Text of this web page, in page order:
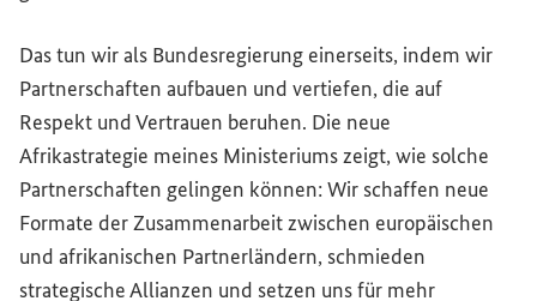
Das tun wir als Bundesregierung einerseits, indem wir
Partnerschaften aufbauen und vertiefen, die auf
Respekt und Vertrauen beruhen. Die neue
Afrikastrategie meines Ministeriums zeigt, wie solche
Partnerschaften gelingen können: Wir schaffen neue
Formate der Zusammenarbeit zwischen europäischen
und afrikanischen Partnerländern, schmieden
strategische Allianzen und setzen uns für mehr